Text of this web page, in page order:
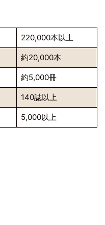
220,000本以上
約20,000本
約5,000冊
140誌以上
5,000以上